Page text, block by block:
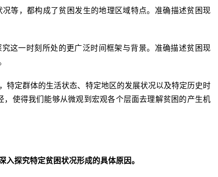
等，都构成了贫困发生的地理区域特点。准确描述贫困现
这一时刻所处的更广泛时间框架与背景。准确描述贫困现
特定群体的生活状态、特定地区的发展状况以及特定历史时
使得我们能够从微观到宏观各个层面去理解贫困的产生机
探究特定贫困状况形成的具体原因。